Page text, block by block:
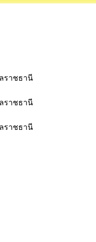
ราชธานี
ราชธานี
ราชธานี